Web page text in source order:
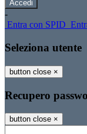
-
Entra con SPID
Seleziona utente
button close ×
Recupero
button close ×